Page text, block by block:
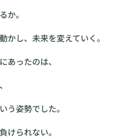
か。
かし、未来を変えていく。
あったのは、
う姿勢でした。
けられない。